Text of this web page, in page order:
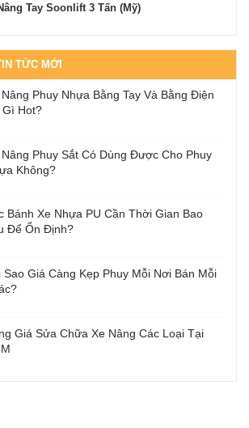
Tay Soonlift 3 Tấn (Mỹ)
TỨC MỚI
Phuy Nhựa Bằng Tay Và Bằng Điện
Gì Hot?
Phuy Sắt Có Dùng Được Cho Phuy
Không?
Bánh Xe Nhựa PU Cần Thời Gian Bao
Để Ổn Định?
Sao Giá Càng Kẹp Phuy Mỗi Nơi Bán Mỗi
Giá Sửa Chữa Xe Nâng Các Loại Tại